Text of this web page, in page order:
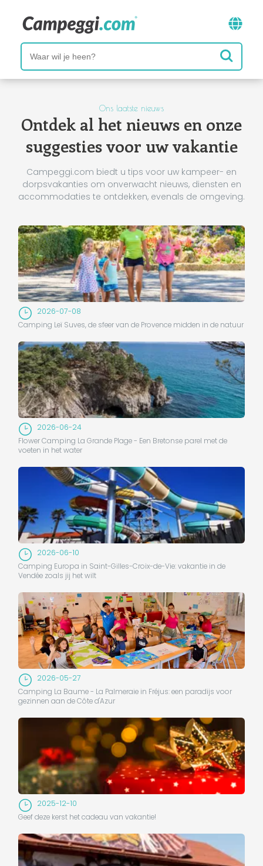
Ons laatste nieuws
Ontdek al het nieuws en onze
suggesties voor uw vakantie
Campeggi.com biedt u tips voor uw kampeer- en
dorpsvakanties om onverwacht nieuws, diensten en
accommodaties te ontdekken, evenals de omgeving.
2026-07-08
Camping Leï Suves, de sfeer van de Provence midden in de natuur
2026-06-24
Flower Camping La Grande Plage - Een Bretonse parel met de
voeten in het water
2026-06-10
Camping Europa in Saint-Gilles-Croix-de-Vie: vakantie in de
Vendée zoals jij het wilt
2026-05-27
Camping La Baume - La Palmeraie in Fréjus: een paradijs voor
gezinnen aan de Côte d'Azur
2025-12-10
Geef deze kerst het cadeau van vakantie!